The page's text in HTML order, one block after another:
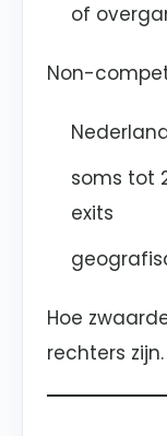
of
Non-
soms tot
exits
Hoe
rechters zijn.